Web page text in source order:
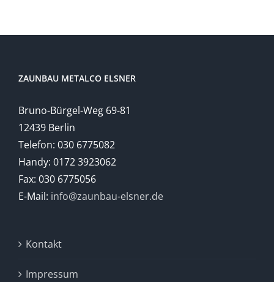
ZAUNBAU METALCO ELSNER
Bruno-Bürgel-Weg 69-81
12439 Berlin
Telefon: 030 6775082
Handy: 0172 3923062
Fax: 030 6775056
E-Mail: info@zaunbau-elsner.de
Kontakt
Impressum